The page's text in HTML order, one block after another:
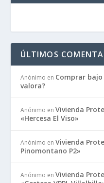
ÚLTIMOS
Anónimo en Comprar
valora?
Anónimo enVivienda
«Hercesa El Viso»
Anónimo enVivienda
Pinomontano P2»
Anónimo enVivienda